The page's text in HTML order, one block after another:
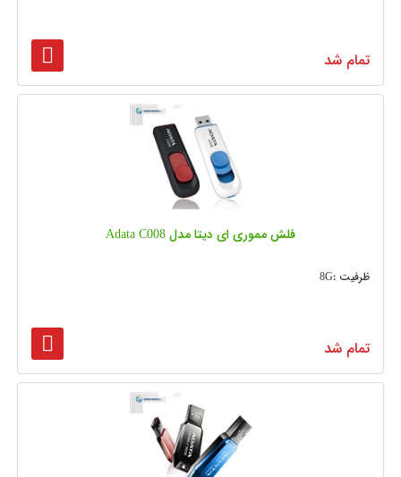
تمام شد
فلش مموری ای دیتا مدل Adata C008
ظرفیت :8G
تمام شد